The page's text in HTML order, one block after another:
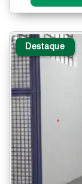
Destaque